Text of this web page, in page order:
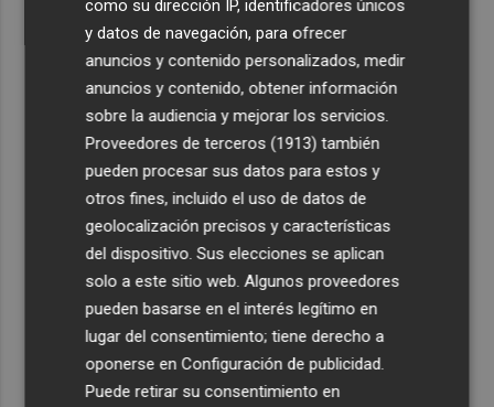
como su dirección IP, identificadores únicos
y datos de navegación, para ofrecer
anuncios y contenido personalizados, medir
anuncios y contenido, obtener información
sobre la audiencia y mejorar los servicios.
Proveedores de terceros (1913) también
pueden procesar sus datos para estos y
otros fines, incluido el uso de datos de
geolocalización precisos y características
del dispositivo. Sus elecciones se aplican
solo a este sitio web. Algunos proveedores
pueden basarse en el interés legítimo en
lugar del consentimiento; tiene derecho a
oponerse enConfiguración de publicidad
Puede retirar su consentimiento en